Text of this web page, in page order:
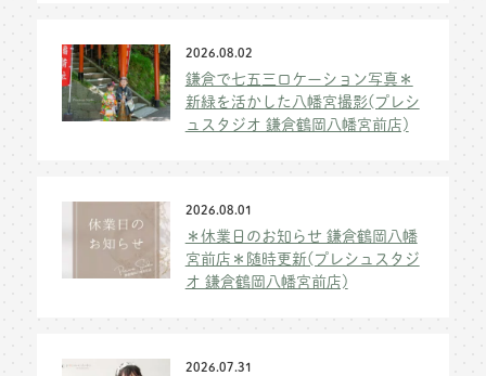
2026.08.02
鎌倉で七五三ロケーション写真＊
新緑を活かした八幡宮撮影(プレシ
ュスタジオ 鎌倉鶴岡八幡宮前店)
2026.08.01
＊休業日のお知らせ 鎌倉鶴岡八幡
宮前店＊随時更新(プレシュスタジ
オ 鎌倉鶴岡八幡宮前店)
2026.07.31